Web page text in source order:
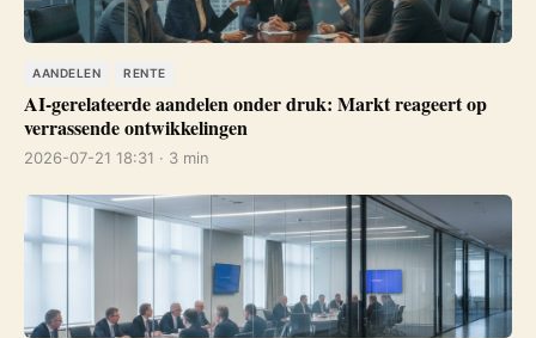
AANDELEN RENTE
AI-gerelateerde aandelen onder druk: Markt reageert op
verrassende ontwikkelingen
2026-07-21 18:31 · 3 min